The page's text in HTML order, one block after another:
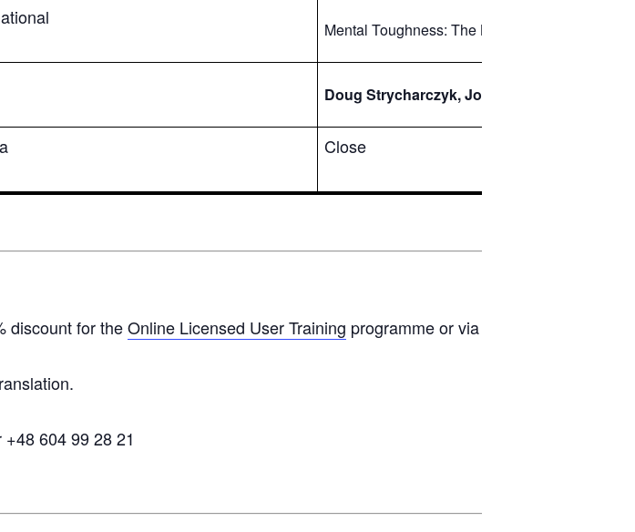
Mental Toughness: The Key to Unlocking
Doug Strycharczyk, John Perry, Szabolcs
Close
discount for theOnline Licensed User Training programme or via a two-day Zoom
+48 604 99 28 21